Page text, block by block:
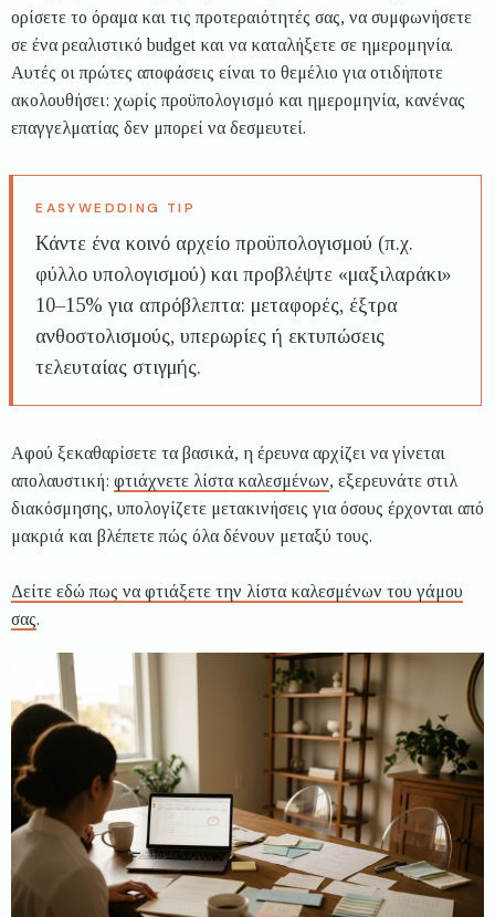
ορίσετε το όραμα και τις προτεραιότητές σας, να συμφωνήσετε
σε ένα ρεαλιστικό budget και να καταλήξετε σε ημερομηνία.
Αυτές οι πρώτες αποφάσεις είναι το θεμέλιο για οτιδήποτε
ακολουθήσει: χωρίς προϋπολογισμό και ημερομηνία, κανένας
επαγγελματίας δεν μπορεί να δεσμευτεί.
Κάντε ένα κοινό αρχείο προϋπολογισμού (π.χ.
φύλλο υπολογισμού) και προβλέψτε «μαξιλαράκι»
10–15% για απρόβλεπτα: μεταφορές, έξτρα
ανθοστολισμούς, υπερωρίες ή εκτυπώσεις
τελευταίας στιγμής.
Αφού ξεκαθαρίσετε τα βασικά, η έρευνα αρχίζει να γίνεται
απολαυστική: φτιάχνετε λίστα καλεσμένων, εξερευνάτε στιλ
διακόσμησης, υπολογίζετε μετακινήσεις για όσους έρχονται από
μακριά και βλέπετε πώς όλα δένουν μεταξύ τους.
Δείτε εδώ πως να φτιάξετε την λίστα καλεσμένων του γάμου
σας.